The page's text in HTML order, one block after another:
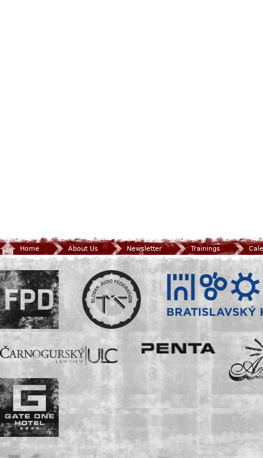
Home About Us Newsletter Trainings